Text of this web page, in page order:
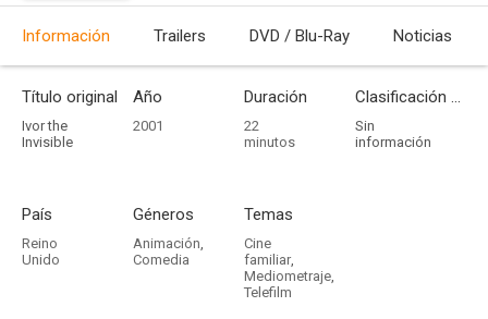
Información Trailers DVD / Blu-Ray Noticias
Título original
Ivor the
Invisible
Año
2001
Duración
22
minutos
Clasificación por edades
Sin
información
País
Reino
Unido
Géneros
Animación,
Comedia
Temas
Cine
familiar,
Mediometraje,
Telefilm